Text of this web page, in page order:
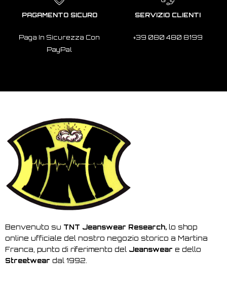
PAGAMENTO SICURO
Paga In Sicurezza Con
PayPal
SERVIZIO CLIENTI
+39 080 480 8199
Benvenuto su TNT Jeanswear Research, lo shop
online ufficiale del nostro negozio storico a Martina
Franca, punto di riferimento del Jeanswear e dello
Streetwear dal 1992.